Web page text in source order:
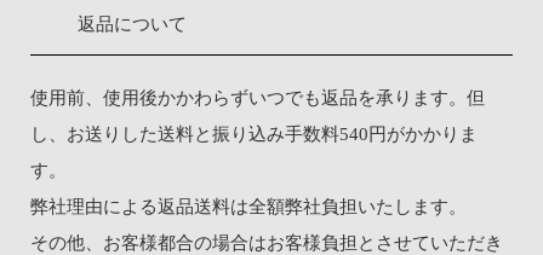
返品について
使用前、使用後かかわらずいつでも返品を承ります。但
し、お送りした送料と振り込み手数料540円がかかりま
す。
弊社理由による返品送料は全額弊社負担いたします。
その他、お客様都合の場合はお客様負担とさせていただき